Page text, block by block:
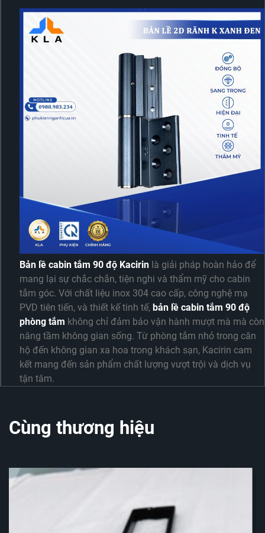
Bản lề cabin tắm 90 độ Kacirin là giải pháp hoàn hảo để
mang lại sự chắc chắn, tiện nghi và thẩm mỹ cho cabin
tắm góc. Với chất liệu inox 304 cao cấp, công nghệ mạ
PVD tiên tiến, và thiết kế tinh tế, bản lề cabin tắm 90 độ
phòng tắm không chỉ đảm bảo vận hành mượt mà mà còn
nâng tầm không gian sống. Từ phòng tắm nhỏ trong căn
hộ đến không gian xa hoa trong khách sạn, Kacirin cam
kết mang đến sản phẩm chất lượng vượt trội và dịch vụ
tận tâm.
Cùng thương hiệu